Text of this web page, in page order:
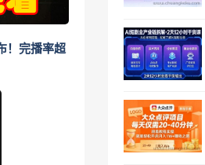
！完播率超